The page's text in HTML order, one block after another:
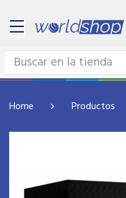
Home Productos